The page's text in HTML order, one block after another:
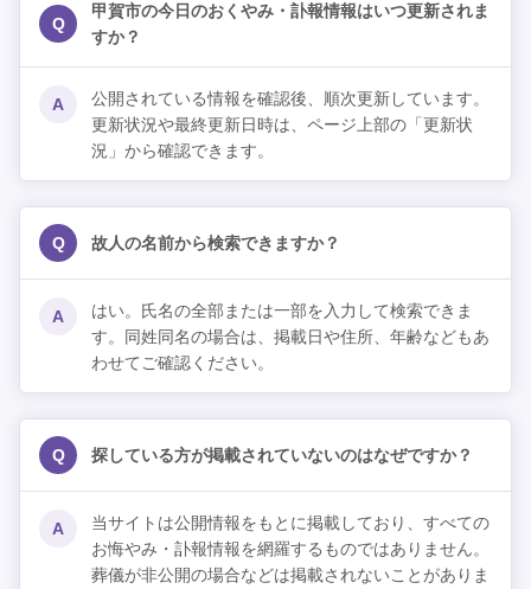
Q
甲賀市の今日のおくやみ・訃報情報はいつ更新されま
すか？
A
公開されている情報を確認後、順次更新しています。
更新状況や最終更新日時は、ページ上部の「更新状
況」から確認できます。
Q 故人の名前から検索できますか？
A
はい。氏名の全部または一部を入力して検索できま
す。同姓同名の場合は、掲載日や住所、年齢などもあ
わせてご確認ください。
Q 探している方が掲載されていないのはなぜですか？
A
当サイトは公開情報をもとに掲載しており、すべての
お悔やみ・訃報情報を網羅するものではありません。
葬儀が非公開の場合などは掲載されないことがありま